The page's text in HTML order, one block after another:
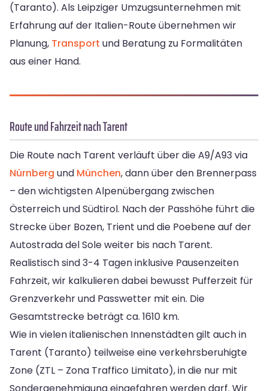
(Taranto). Als Leipziger Umzugsunternehmen mit
Erfahrung auf der Italien-Route übernehmen wir
Planung, Transport und Beratung zu Formalitäten
aus einer Hand.
Route und Fahrzeit nach Tarent
Die Route nach Tarent verläuft über die A9/A93 via
Nürnberg und München, dann über den Brennerpass
– den wichtigsten Alpenübergang zwischen
Österreich und Südtirol. Nach der Passhöhe führt die
Strecke über Bozen, Trient und die Poebene auf der
Autostrada del Sole weiter bis nach Tarent.
Realistisch sind 3-4 Tagen inklusive Pausenzeiten
Fahrzeit, wir kalkulieren dabei bewusst Pufferzeit für
Grenzverkehr und Passwetter mit ein. Die
Gesamtstrecke beträgt ca. 1610 km.
Wie in vielen italienischen Innenstädten gilt auch in
Tarent (Taranto) teilweise eine verkehrsberuhigte
Zone (ZTL – Zona Traffico Limitato), in die nur mit